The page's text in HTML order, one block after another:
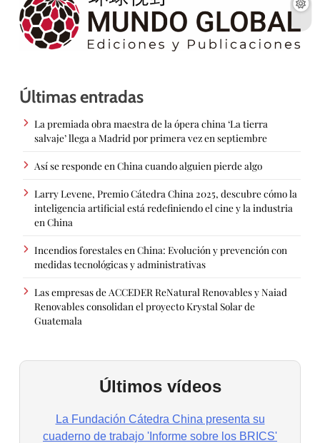
Últimas entradas
La premiada obra maestra de la ópera china ‘La tierra
salvaje’ llega a Madrid por primera vez en septiembre
Así se responde en China cuando alguien pierde algo
Larry Levene, Premio Cátedra China 2025, descubre cómo la
inteligencia artificial está redefiniendo el cine y la industria
en China
Incendios forestales en China: Evolución y prevención con
medidas tecnológicas y administrativas
Las empresas de ACCEDER ReNatural Renovables y Naiad
Renovables consolidan el proyecto Krystal Solar de
Guatemala
Últimos vídeos
La Fundación Cátedra China presenta su
cuaderno de trabajo 'Informe sobre los BRICS'